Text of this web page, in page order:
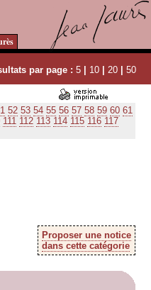
par page : 5 | 10 | 20 | 50
52 53 54 55 56 57 58 59 60 61
111 112 113 114 115 116 117
Proposer une notice
dans cette catégorie